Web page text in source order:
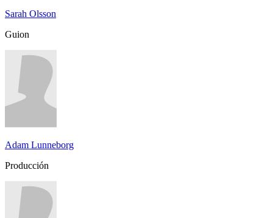
Sarah Olsson
Guion
Adam Lunneborg
Producción